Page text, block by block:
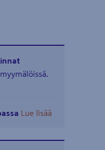
Lue lisää